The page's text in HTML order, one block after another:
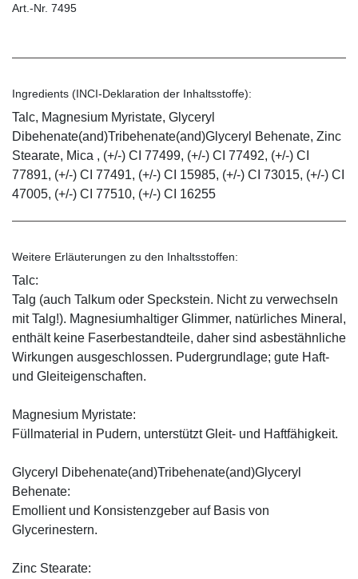
Art.-Nr. 7495
Ingredients (INCI-Deklaration der Inhaltsstoffe):
Talc, Magnesium Myristate, Glyceryl
Dibehenate(and)Tribehenate(and)Glyceryl Behenate, Zinc
Stearate, Mica , (+/-) CI 77499, (+/-) CI 77492, (+/-) CI
77891, (+/-) CI 77491, (+/-) CI 15985, (+/-) CI 73015, (+/-) CI
47005, (+/-) CI 77510, (+/-) CI 16255
Weitere Erläuterungen zu den Inhaltsstoffen:
Talc:
Talg (auch Talkum oder Speckstein. Nicht zu verwechseln
mit Talg!). Magnesiumhaltiger Glimmer, natürliches Mineral,
enthält keine Faserbestandteile, daher sind asbestähnliche
Wirkungen ausgeschlossen. Pudergrundlage; gute Haft-
und Gleiteigenschaften.
Magnesium Myristate:
Füllmaterial in Pudern, unterstützt Gleit- und Haftfähigkeit.
Glyceryl Dibehenate(and)Tribehenate(and)Glyceryl
Behenate:
Emollient und Konsistenzgeber auf Basis von
Glycerinestern.
Zinc Stearate: